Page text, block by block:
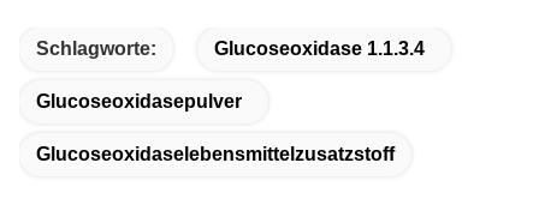
Schlagworte: Glucoseoxidase 1.1.3.4
Glucoseoxidasepulver
Glucoseoxidaselebensmittelzusatzstoff